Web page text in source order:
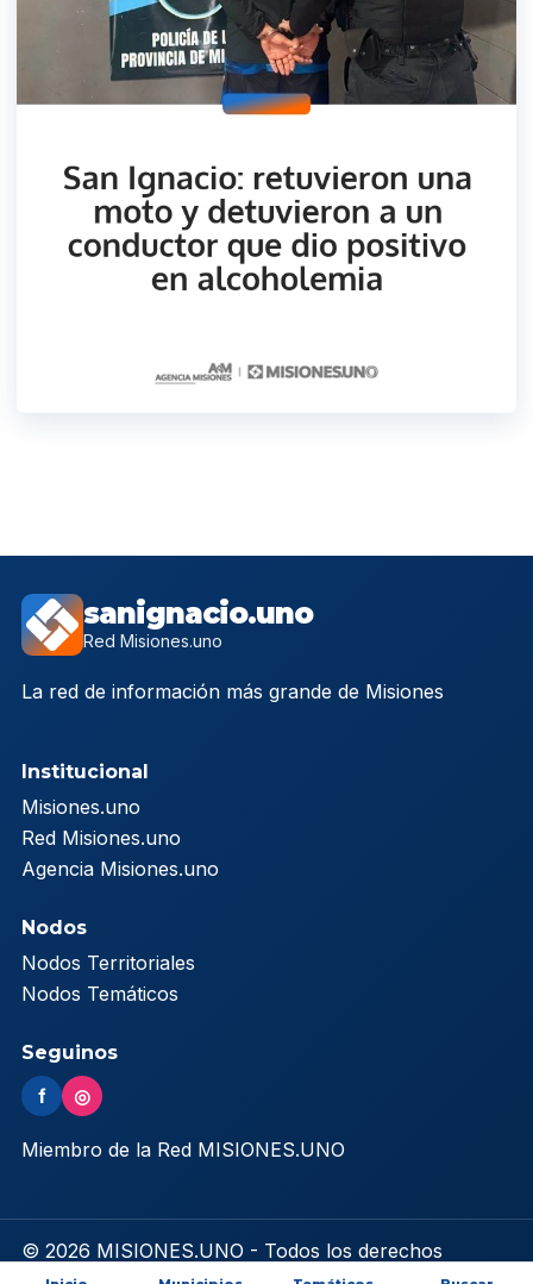
sanignacio.uno
Red Misiones.uno
La red de información más grande de Misiones
Institucional
Misiones.uno
Red Misiones.uno
Agencia Misiones.uno
Nodos
Nodos Territoriales
Nodos Temáticos
Seguinos
f ◎
Miembro de la Red MISIONES.UNO
© 2026 MISIONES.UNO - Todos los derechos
reservados